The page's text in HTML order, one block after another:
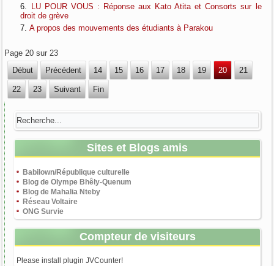
LU POUR VOUS : Réponse aux Kato Atita et Consorts sur le
droit de grève
A propos des mouvements des étudiants à Parakou
Page 20 sur 23
Début
Précédent 14 15 16 17 18 19 20 21
22 23 Suivant Fin
Sites et Blogs amis
Babilown/République culturelle
Blog de Olympe Bhêly-Quenum
Blog de Mahalia Nteby
Réseau Voltaire
ONG Survie
Compteur de visiteurs
Please install plugin JVCounter!